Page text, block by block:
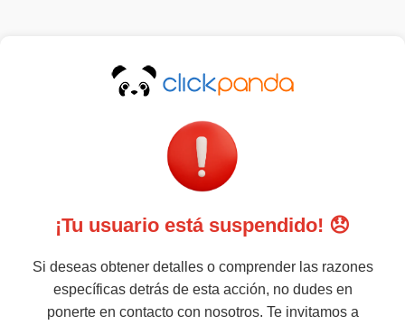
¡Tu usuario está suspendido! 😞
Si deseas obtener detalles o comprender las razones
específicas detrás de esta acción, no dudes en
ponerte en contacto con nosotros. Te invitamos a